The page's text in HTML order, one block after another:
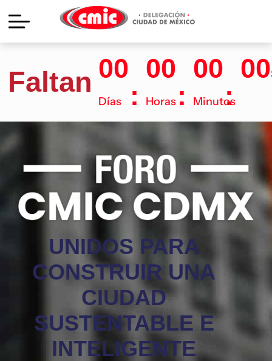
Faltan 00
Días
00
Horas
00
Minutos
00
UNIDOS PARA
CONSTRUIR UNA
CIUDAD
SUSTENTABLE E
INTELIGENTE